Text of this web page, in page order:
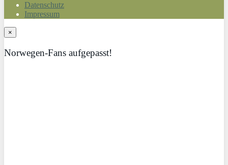
Datenschutz
Impressum
×
Norwegen-Fans aufgepasst!